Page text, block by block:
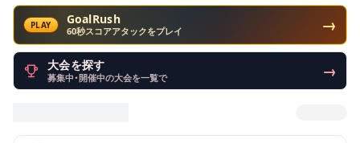
PLAY GoalRush
60秒スコアアタックをプレイ →
大会を探す
募集中・開催中の大会を一覧で →